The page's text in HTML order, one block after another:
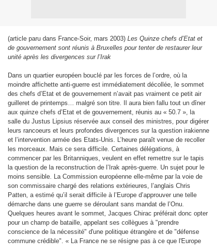
(article paru dans France-Soir, mars 2003) Les Quinze chefs d’Etat et
de gouvernement sont réunis à Bruxelles pour tenter de restaurer leur
unité après les divergences sur l’Irak
Dans un quartier européen bouclé par les forces de l’ordre, où la
moindre affichette anti-guerre est immédiatement décollée, le sommet
des chefs d’Etat et de gouvernement n’avait pas vraiment ce petit air
guilleret de printemps… malgré son titre. Il aura bien fallu tout un dîner
aux quinze chefs d’Etat et de gouvernement, réunis au « 50.7 », la
salle du Justus Lipsius réservée aux conseil des ministres, pour digérer
leurs rancoeurs et leurs profondes divergences sur la question irakienne
et l’intervention armée des Etats-Unis. L’heure paraît venue de recoller
les morceaux. Mais ce sera difficile. Certaines délégations, à
commencer par les Britanniques, veulent en effet remettre sur le tapis
la question de la reconstruction de l’Irak après-guerre. Un sujet pour le
moins sensible. La Commission européenne elle-même par la voie de
son commissaire chargé des relations extérieures, l’anglais Chris
Patten, a estimé qu’il serait difficile à l’Europe d’approuver une telle
démarche dans une guerre se déroulant sans mandat de l’Onu.
Quelques heures avant le sommet, Jacques Chirac préférait donc opter
pour un champ de bataille, appelant ses collègues à "prendre
conscience de la nécessité" d'une politique étrangère et de "défense
commune crédible". « La France ne se résigne pas à ce que l'Europe